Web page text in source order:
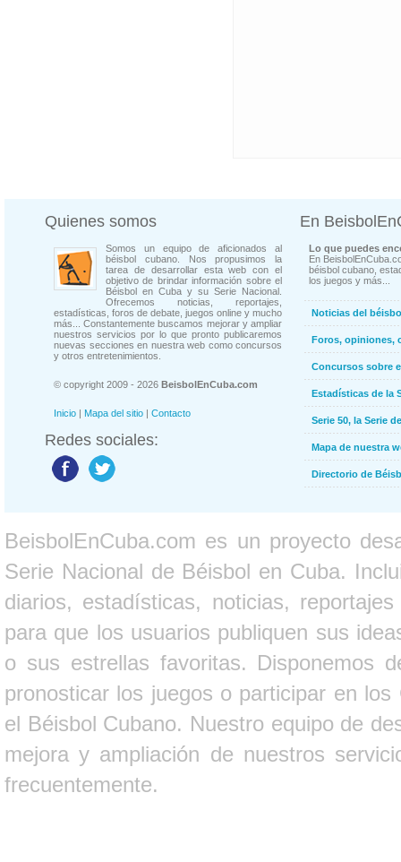
Quienes somos
Somos un equipo de aficionados al
béisbol cubano. Nos propusimos la
tarea de desarrollar esta web con el
objetivo de brindar información sobre el
Béisbol en Cuba y su Serie Nacional.
Ofrecemos noticias, reportajes,
estadísticas, foros de debate, juegos online y mucho
más... Constantemente buscamos mejorar y ampliar
nuestros servicios por lo que pronto publicaremos
nuevas secciones en nuestra web como concursos
y otros entretenimientos.
© copyright 2009 - 2026 BeisbolEnCuba.com
Inicio | Mapa del sitio | Contacto
Redes sociales:
En
Lo que puedes
En
béisbol cubano,
los juegos y más...
Noticias del
Foros, opiniones,
Concursos sobre
Estadísticas de la
Serie 50, la Serie
Mapa de nuestra
Directorio de
BeisbolEnCuba.com es un proyecto
Serie Nacional de Béisbol en Cuba.
diarios, estadísticas, noticias,
para que los usuarios publiquen sus
o sus estrellas favoritas. Disponemos
pronosticar los juegos o participar en
el Béisbol Cubano. Nuestro equipo de
mejora y ampliación de nuestros
frecuentemente.